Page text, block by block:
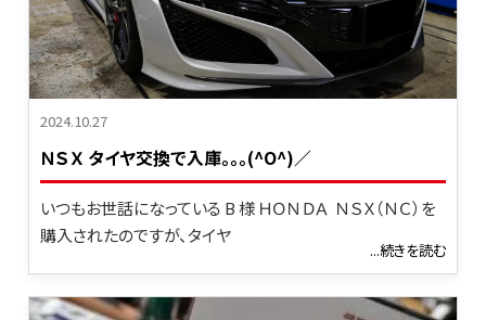
2024.10.27
ＮＳＸ タイヤ交換で入庫。。。(^O^)／
いつもお世話になっている B 様 ＨＯＮＤＡ ＮＳＸ（ＮＣ）を
購入されたのですが、タイヤ
...続きを読む